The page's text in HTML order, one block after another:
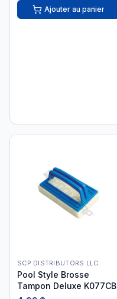
Ajouter au panier
SCP DISTRIBUTORS LLC
Pool Style Brosse
Tampon Deluxe K077CB